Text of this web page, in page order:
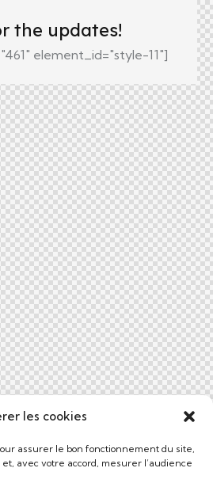
les cookies
assurer le bon fonctionnement du site,
avec votre accord, mesurer l’audience
the updates!
element_id="style-11"]